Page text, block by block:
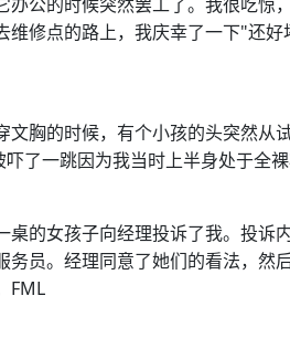
维修点的路上，我庆幸了一下"还
文胸的时候，有个小孩的头突然从
吓了一跳因为我当时上半身处于全
桌的女孩子向经理投诉了我。投诉
务员。经理同意了她们的看法，然
FML